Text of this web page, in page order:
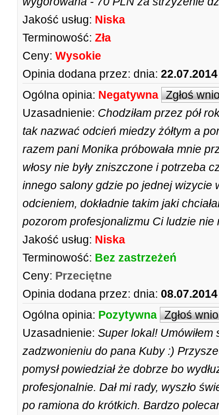
Jakość usług: Niska
Terminowość: Zła
Ceny: Wysokie
Opinia dodana przez: dnia:
Ogólna opinia: Negatywna Zgłoś
Uzasadnienie: Chodziłam przez pół
tak nazwać odcień miedzy żółtym a
razem pani Monika próbowała mnie
włosy nie były zniszczone i potrzeba
innego salony gdzie po jednej wizycie
odcieniem, dokładnie takim jaki
pozorom profesjonalizmu Ci ludzie nie
Jakość usług: Niska
Terminowość: Bez zastrzeżeń
Ceny: Przeciętne
Opinia dodana przez: dnia:
Ogólna opinia: Pozytywna Zgłoś
Uzasadnienie: Super lokal!
zadzwonieniu do pana Kuby :)
pomysł powiedział że dobrze bo
profesjonalnie. Dał mi rady, wyszło
po ramiona do krótkich. Bardzo